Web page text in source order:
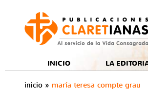
INICIO LA
inicio » maría teresa compte grau